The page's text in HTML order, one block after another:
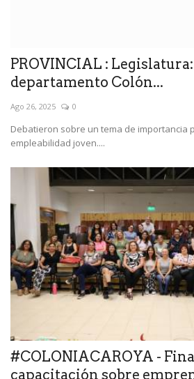
PROVINCIAL :
departamento Colón...
Ago 26, 2025 0
Debatieron sobre un tema de importancia
empleabilidad joven....
#COLONIACAROYA -
capacitación sobre